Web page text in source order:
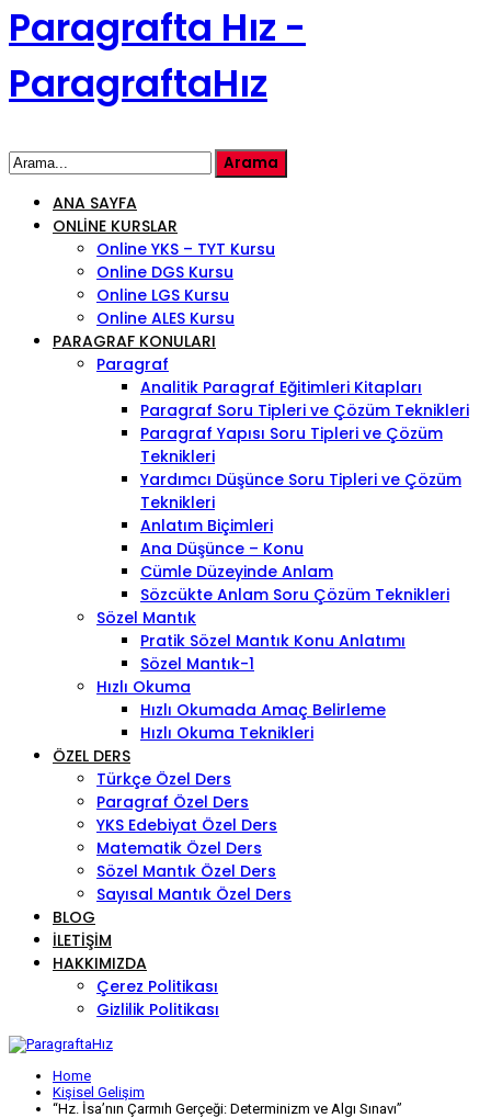
Paragrafta Hız -
ParagraftaHız
ANA SAYFA
ONLINE KURSLAR
Online YKS – TYT Kursu
Online DGS Kursu
Online LGS Kursu
Online ALES Kursu
PARAGRAF KONULARI
Paragraf
Analitik Paragraf Eğitimleri Kitapları
Paragraf Soru Tipleri ve Çözüm Teknikleri
Paragraf Yapısı Soru Tipleri ve Çözüm
Teknikleri
Yardımcı Düşünce Soru Tipleri ve Çözüm
Teknikleri
Anlatım Biçimleri
Ana Düşünce – Konu
Cümle Düzeyinde Anlam
Sözcükte Anlam Soru Çözüm Teknikleri
Sözel Mantık
Pratik Sözel Mantık Konu Anlatımı
Sözel Mantık-1
Hızlı Okuma
Hızlı Okumada Amaç Belirleme
Hızlı Okuma Teknikleri
ÖZEL DERS
Türkçe Özel Ders
Paragraf Özel Ders
YKS Edebiyat Özel Ders
Matematik Özel Ders
Sözel Mantık Özel Ders
Sayısal Mantık Özel Ders
BLOG
İLETIŞIM
HAKKIMIZDA
Çerez Politikası
Gizlilik Politikası
Home
Kişisel Gelişim
“Hz. İsa’nın Çarmıh Gerçeği: Determinizm ve Algı Sınavı”